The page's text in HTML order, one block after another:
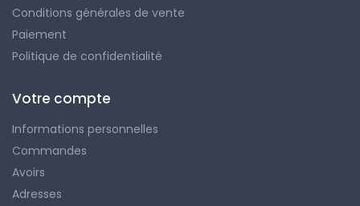
Conditions générales de vente
Paiement
Politique de confidentialité
Votre compte
Informations personnelles
Commandes
Avoirs
Adresses